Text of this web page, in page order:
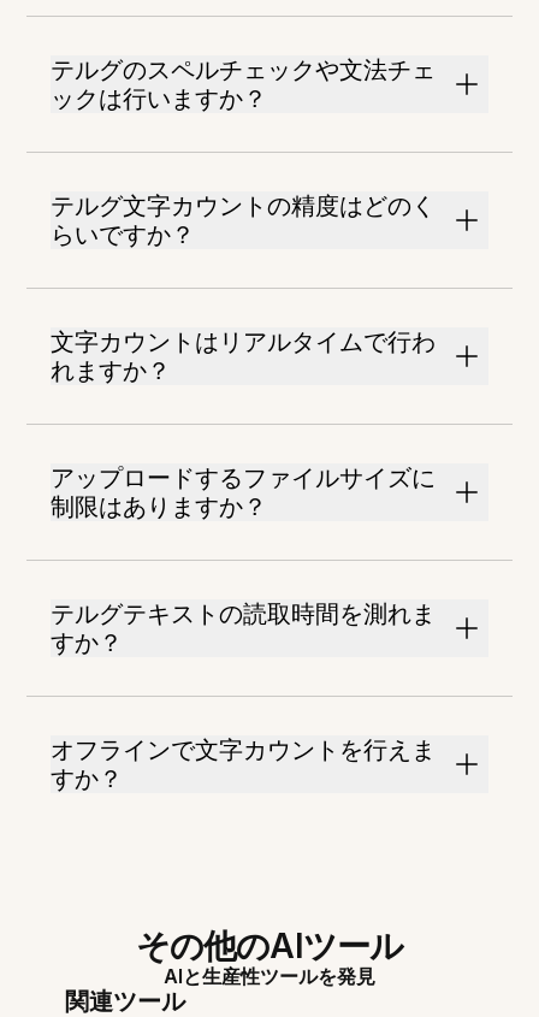
テルグのスペルチェックや文法チェ
ックは行いますか？
テルグ文字カウントの精度はどのく
らいですか？
文字カウントはリアルタイムで行わ
れますか？
アップロードするファイルサイズに
制限はありますか？
テルグテキストの読取時間を測れま
すか？
オフラインで文字カウントを行えま
すか？
その他のAIツール
AIと生産性ツールを発見
関連ツール